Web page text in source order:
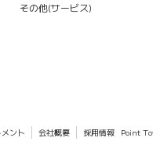
その他(サービス)
ント 会社概要 採用情報 Point